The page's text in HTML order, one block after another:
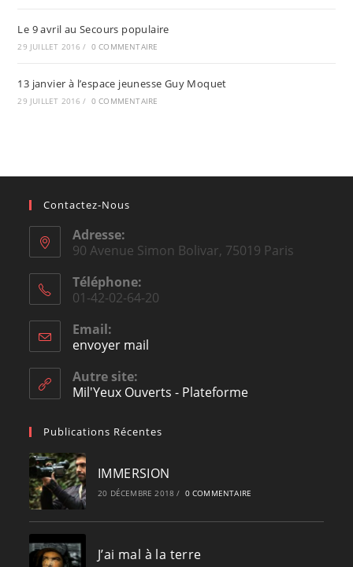
Le 9 avril au Secours populaire
29 JUILLET 2016 / 0 COMMENTAIRE
13 janvier à l’espace jeunesse Guy Moquet
29 JUILLET 2016 / 0 COMMENTAIRE
Contactez-Nous
Adresse:
90 Avenue Simon Bolivar, 75019 Paris
Téléphone:
01-42-02-64-20
Email:
envoyer mail
application
Autre site:
Mil'Yeux Ouverts - Plateforme
Publications Récentes
IMMERSION
20 DÉCEMBRE 2018 / 0 COMMENTAIRE
J’ai mal à la terre